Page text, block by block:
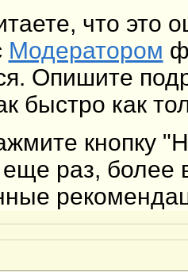
что это
Модератором
Опишите
быстро как
кнопку
еще раз, более